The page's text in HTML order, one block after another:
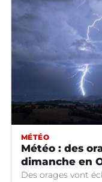
MÉTÉO
Météo : des
dimanche en
Des orages vont